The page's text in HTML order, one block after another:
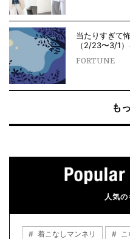
当たりすぎて
（2/23〜3/1
FORTUNE
も
人気
着こなしマンネリ